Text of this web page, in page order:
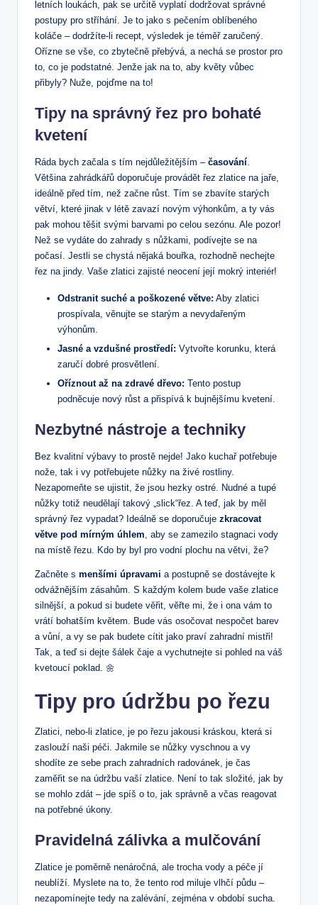
letních loukách, pak se určitě vyplatí dodržovat správné
postupy pro stříhání. Je to jako s pečením oblíbeného
koláče – dodržíte-li recept, výsledek je téměř zaručený.
Ořízne se vše, co zbytečně přebývá, a nechá se prostor pro
to, co je podstatné. Jenže jak na to, aby květy vůbec
přibyly? Nuže, pojďme na to!
Tipy na správný řez pro bohaté
kvetení
Ráda bych začala s tím nejdůležitějším – časování.
Většina zahrádkářů doporučuje provádět řez zlatice na jaře,
ideálně před tím, než začne růst. Tím se zbavíte starých
větví, které jinak v létě zavazí novým výhonkům, a ty vás
pak mohou těšit svými barvami po celou sezónu. Ale pozor!
Než se vydáte do zahrady s nůžkami, podívejte se na
počasí. Jestli se chystá nějaká bouřka, rozhodně nechejte
řez na jindy. Vaše zlatici zajisté neocení její mokrý interiér!
Odstranit suché a poškozené větve: Aby zlatici
prospívala, věnujte se starým a nevydařeným
výhonům.
Jasné a vzdušné prostředí: Vytvořte korunku, která
zaručí dobré prosvětlení.
Oříznout až na zdravé dřevo: Tento postup
podněcuje nový růst a přispívá k bujnějšímu kvetení.
Nezbytné nástroje a techniky
Bez kvalitní výbavy to prostě nejde! Jako kuchař potřebuje
nože, tak i vy potřebujete nůžky na živé rostliny.
Nezapomeňte se ujistit, že jsou hezky ostré. Nudné a tupé
nůžky totiž neudělají takový „slick“řez. A teď, jak by měl
správný řez vypadat? Ideálně se doporučuje zkracovat
větve pod mírným úhlem, aby se zamezilo stagnaci vody
na místě řezu. Kdo by byl pro vodní plochu na větvi, že?
Začněte s menšími úpravami a postupně se dostávejte k
odvážnějším zásahům. S každým kolem bude vaše zlatice
silnější, a pokud si budete věřit, věřte mi, že i ona vám to
vrátí bohatším květem. Bude vás osočovat nespočet barev
a vůní, a vy se pak budete cítit jako praví zahradní mistři!
Tak, a teď si dejte šálek čaje a vychutnejte si pohled na váš
kvetoucí poklad. 🌼
Tipy pro údržbu po řezu
Zlatici, nebo-li zlatice, je po řezu jakousi kráskou, která si
zaslouží naši péči. Jakmile se nůžky vyschnou a vy
shodíte ze sebe prach zahradních radovánek, je čas
zaměřit se na údržbu vaší zlatice. Není to tak složité, jak by
se mohlo zdát – jde spíš o to, jak správně a včas reagovat
na potřebné úkony.
Pravidelná zálivka a mulčování
Zlatice je poměrně nenáročná, ale trocha vody a péče jí
neublíží. Myslete na to, že tento rod miluje vlhčí půdu –
nezapomínejte tedy na zalévání, zejména v období sucha.